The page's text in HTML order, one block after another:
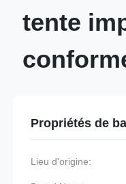
tente
Propriétés de
Lieu d'origine: